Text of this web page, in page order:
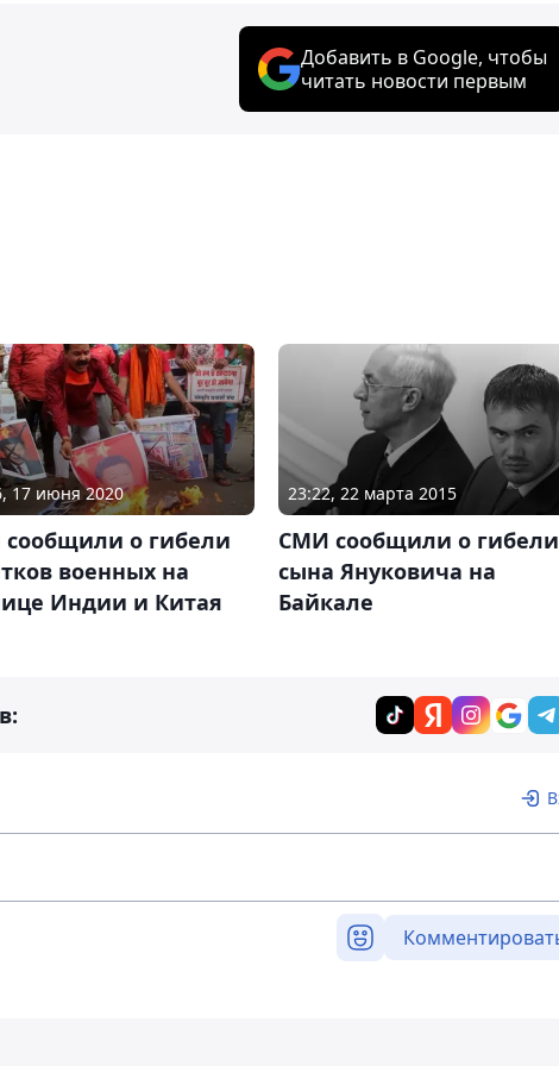
Добавить в Google, чтобы
читать новости первым
17 июня 2020
о гибели
военных на
Индии и Китая
23:22, 22 марта 2015
СМИ сообщили о гибели
сына Януковича на
Байкале